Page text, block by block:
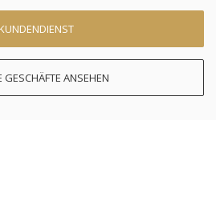
KUNDENDIENST
GESCHÄFTE ANSEHEN